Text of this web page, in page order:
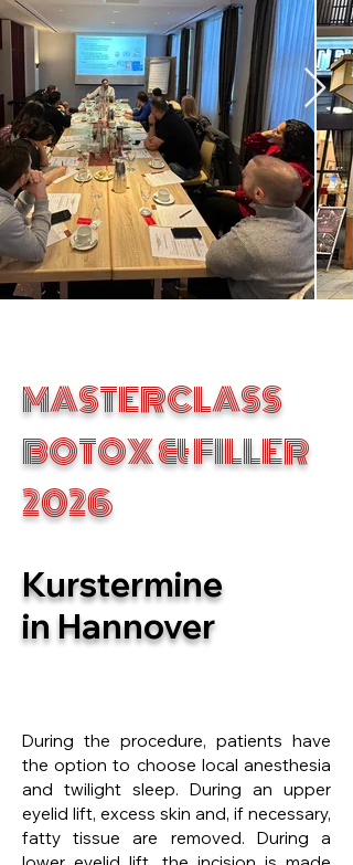
MASTERCLASS
BOTOX & FILLER
2026
Kurstermine
in Hannover
During the procedure, patients have
the option to choose local anesthesia
and twilight sleep. During an upper
eyelid lift, excess skin and, if necessary,
fatty tissue are removed. During a